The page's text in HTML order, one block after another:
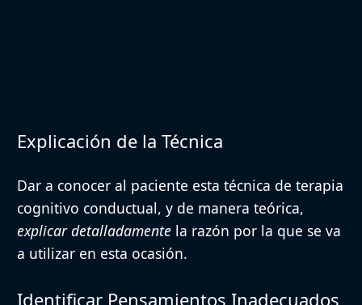
Explicación de la Técnica
Dar a conocer al paciente esta técnica de terapia
cognitivo conductual, y de manera teórica,
explicar detalladamente la razón por la que se va
a utilizar en esta ocasión.
Identificar Pensamientos Inadecuados